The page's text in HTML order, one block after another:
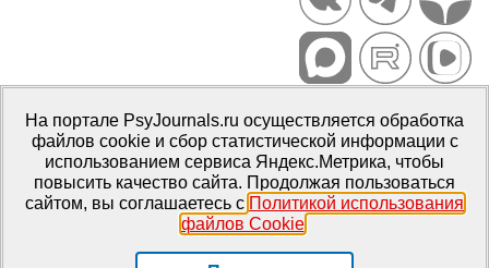
Портал психологических изданий PsyJournals.ru, 2007–2026
Правила использования материалов
Свидетельство регистрации СМИЭл № ФС77-66447 от 14 июля
2016 г.
Издатель: ФГБОУ ВО МГППУ
На портале PsyJournals.ru осуществляется обработка
файлов cookie и сбор статистической информации с
использованием сервиса Яндекс.Метрика, чтобы
повысить качество сайта. Продолжая пользоваться
сайтом, вы соглашаетесь с Политикой использования
файлов Cookie.